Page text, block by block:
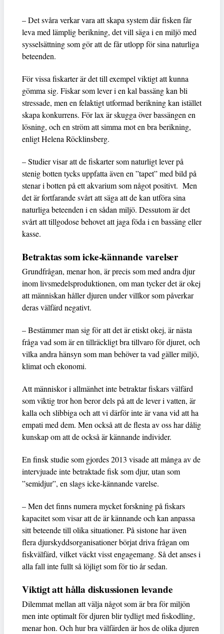
– Det svåra verkar vara att skapa system där fisken får
leva med lämplig berikning, det vill säga i en miljö med
sysselsättning som gör att de får utlopp för sina naturliga
beteenden.
För vissa fiskarter är det till exempel viktigt att kunna
gömma sig. Fiskar som lever i en kal bassäng kan bli
stressade, men en felaktigt utformad berikning kan istället
skapa konkurrens. För lax är skugga över bassängen en
lösning, och en ström att simma mot en bra berikning,
enligt Helena Röcklinsberg.
– Studier visar att de fiskarter som naturligt lever på
stenig botten tycks uppfatta även en ”tapet” med bild på
stenar i botten på ett akvarium som något positivt. Men
det är fortfarande svårt att säga att de kan utföra sina
naturliga beteenden i en sådan miljö. Dessutom är det
svårt att tillgodose behovet att jaga föda i en bassäng eller
kasse.
Betraktas som icke-kännande varelser
Grundfrågan, menar hon, är precis som med andra djur
inom livsmedelsproduktionen, om man tycker det är okej
att människan håller djuren under villkor som påverkar
deras välfärd negativt.
– Bestämmer man sig för att det är etiskt okej, är nästa
fråga vad som är en tillräckligt bra tillvaro för djuret, och
vilka andra hänsyn som man behöver ta vad gäller miljö,
klimat och ekonomi.
Att människor i allmänhet inte betraktar fiskars välfärd
som viktig tror hon beror dels på att de lever i vatten, är
kalla och slibbiga och att vi därför inte är vana vid att ha
empati med dem. Men också att de flesta av oss har dålig
kunskap om att de också är kännande individer.
En finsk studie som gjordes 2013 visade att många av de
intervjuade inte betraktade fisk som djur, utan som
”semidjur”, en slags icke-kännande varelse.
– Men det finns numera mycket forskning på fiskars
kapacitet som visar att de är kännande och kan anpassa
sitt beteende till olika situationer. På sistone har även
flera djurskyddsorganisationer börjat driva frågan om
fiskvälfärd, vilket väckt visst engagemang. Så det anses i
alla fall inte fullt så löjligt som för tio år sedan.
Viktigt att hålla diskussionen levande
Dilemmat mellan att välja något som är bra för miljön
men inte optimalt för djuren blir tydligt med fiskodling,
menar hon. Och hur bra välfärden är hos de olika djuren